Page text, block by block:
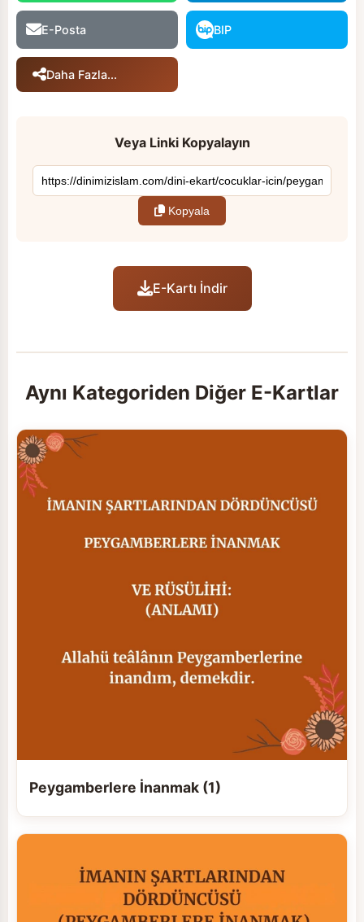
E-Posta BIP
Daha Fazla...
Veya Linki Kopyalayın
Kopyala
E-Kartı İndir
Aynı Kategoriden Diğer E-Kartlar
Peygamberlere İnanmak (1)